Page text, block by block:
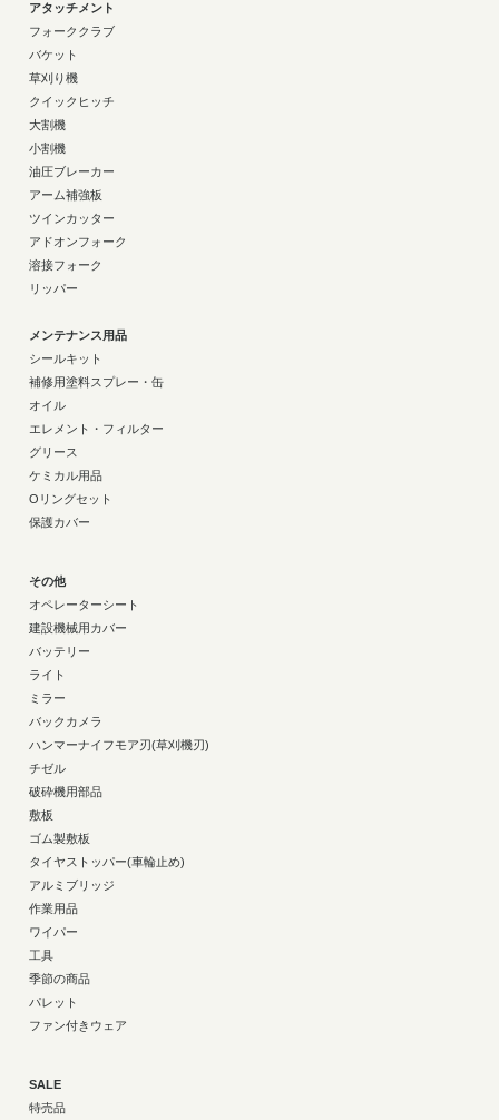
アタッチメント
フォーククラブ
バケット
草刈り機
クイックヒッチ
大割機
小割機
油圧ブレーカー
アーム補強板
ツインカッター
アドオンフォーク
溶接フォーク
リッパー
メンテナンス用品
シールキット
補修用塗料スプレー・缶
オイル
エレメント・フィルター
グリース
ケミカル用品
Oリングセット
保護カバー
その他
オペレーターシート
建設機械用カバー
バッテリー
ライト
ミラー
バックカメラ
ハンマーナイフモア刃(草刈機刃)
チゼル
破砕機用部品
敷板
ゴム製敷板
タイヤストッパー(車輪止め)
アルミブリッジ
作業用品
ワイパー
工具
季節の商品
パレット
ファン付きウェア
SALE
特売品